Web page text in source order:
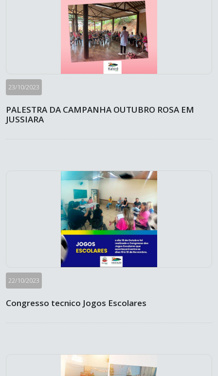
23/10/2023
PALESTRA DA CAMPANHA OUTUBRO ROSA EM
JUSSIARA
22/10/2023
Congresso tecnico Jogos Escolares